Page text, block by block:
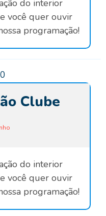
do interior
você quer ouvir
programação!
Clube
do interior
você quer ouvir
programação!